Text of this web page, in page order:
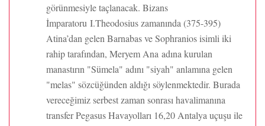
görünmesiyle taçlanacak. Bizans
İmparatoru I.Theodosius zamanında (375-395)
Atina’dan gelen Barnabas ve Sophranios isimli iki
rahip tarafından, Meryem Ana adına kurulan
manastırın "Sümela" adını "siyah" anlamına gelen
"melas" sözcüğünden aldığı söylenmektedir. Burada
vereceğimiz serbest zaman sonrası havalimanına
transfer Pegasus Havayolları 16,20 Antalya uçuşu ile